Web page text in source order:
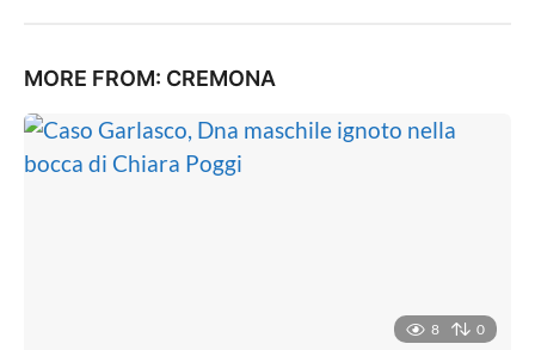
MORE FROM: CREMONA
8 0